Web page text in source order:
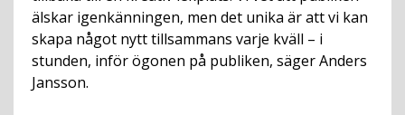
älskar igenkänningen, men det unika är att vi kan
skapa något nytt tillsammans varje kväll – i
stunden, inför ögonen på publiken, säger Anders
Jansson.